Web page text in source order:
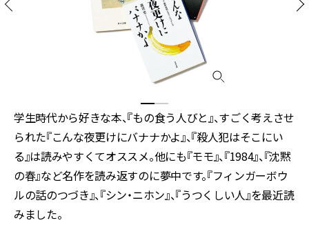
学生時代から好きな本、『もの食う人びと』、すごく考えさせ
られた『こんな夜更けにバナナかよ』、『殺人犯はそこにい
る』は読みやすくてオススメ。他にも『モモ』、『1984』、『沈黙
の春』など名作を読み返すのに夢中です。『フィンガーボウ
ルの話のつづき』、『シン・ニホン』、『うつくしい人』を最近読
みました。